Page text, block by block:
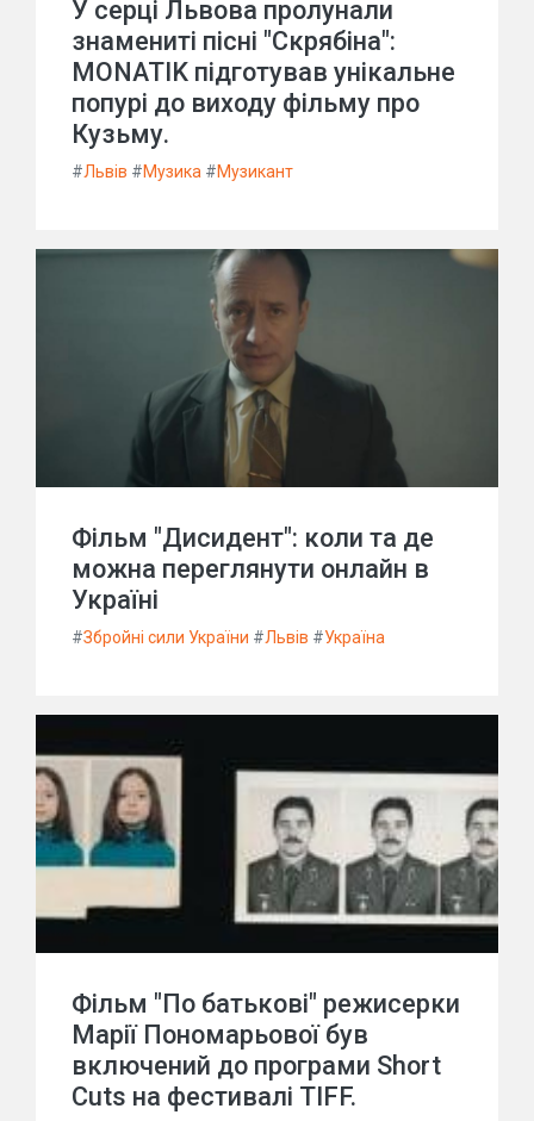
У серці Львова пролунали
знамениті пісні "Скрябіна":
MONATIK підготував унікальне
попурі до виходу фільму про
Кузьму.
#Львів #Музика #Музикант
Фільм "Дисидент": коли та де
можна переглянути онлайн в
Україні
#Збройні сили України #Львів #Україна
Фільм "По батькові" режисерки
Марії Пономарьової був
включений до програми Short
Cuts на фестивалі TIFF.